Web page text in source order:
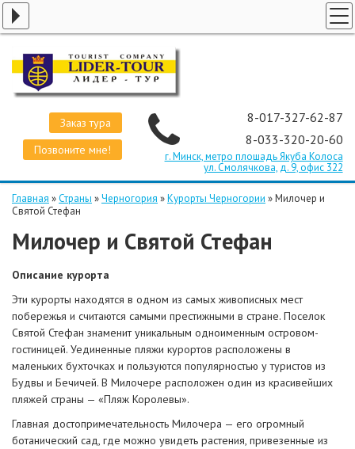
Заказ тура
Позвоните мне!
8-017-327-62-87
8-033-320-20-60
г. Минск, метро плошадь Якуба Колоса
ул. Смолячкова, д. 9, офис 322
ПОИСК ТУРОВ
ЭКСКУРСИОННЫЕ ТУРЫ
СТРАНЫ
ЗАКАЗ ТУРА
ТРАНСФЕРЫ
О КОМПАНИИ
КОНТАКТЫ
Главная »Страны »Черногория »Курорты Черногории »Милочер и
Святой Стефан
Милочер и Святой Стефан
Описание курорта
Эти курорты находятся в одном из самых живописных мест
побережья и считаются самыми престижными в стране. Поселок
Святой Стефан знаменит уникальным одноименным островом-
гостиницей. Уединенные пляжи курортов расположены в
маленьких бухточках и пользуются популярностью у туристов из
Будвы и Бечичей. В Милочере расположен один из красивейших
пляжей страны — «Пляж Королевы».
Главная достопримечательность Милочера — его огромный
ботанический сад, где можно увидеть растения, привезенные из